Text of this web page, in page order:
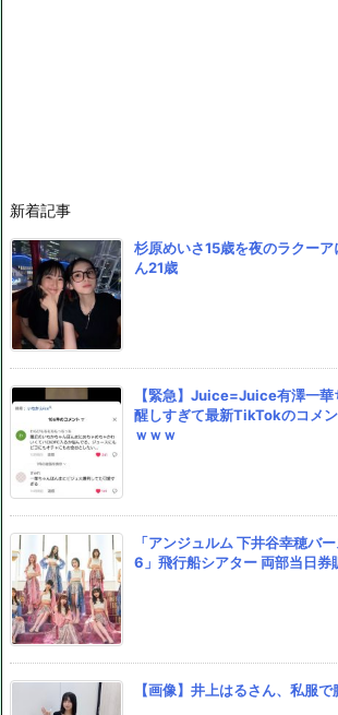
新着記事
杉原めいさ15歳を夜のラクー
ん21歳
【緊急】Juice=Juice有澤一
醒しすぎて最新TikTokのコメ
ｗｗｗ
「アンジュルム 下井谷幸穂バ
6」飛行船シアター 両部当日券
【画像】井上はるさん、私服